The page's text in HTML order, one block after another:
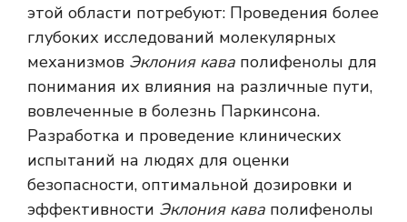
этой области потребуют: Проведения более
глубоких исследований молекулярных
механизмов Эклония кава полифенолы для
понимания их влияния на различные пути,
вовлеченные в болезнь Паркинсона.
Разработка и проведение клинических
испытаний на людях для оценки
безопасности, оптимальной дозировки и
эффективности Эклония кава полифенолы